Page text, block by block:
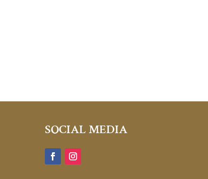
SOCIAL MEDIA